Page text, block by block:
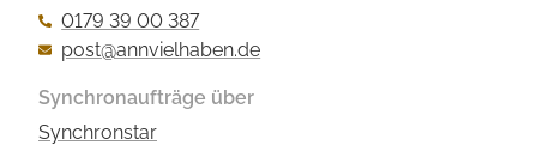
0179 39 00 387
post@annvielhaben.de
Synchronaufträge über
Synchronstar